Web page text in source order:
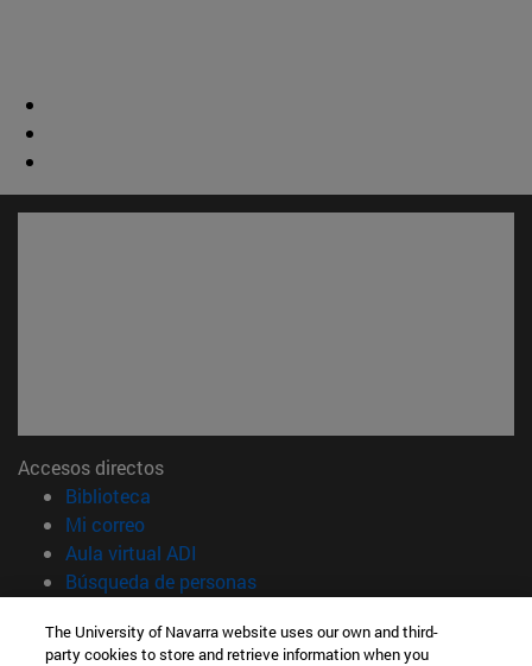
Accesos directos
Biblioteca
Mi correo(abre en nueva ventana)
Aula virtual ADI
Búsqueda de personas(abre en nueva ventana)
Información
The University of Navarra website uses our own and third-
party cookies to store and retrieve information when you